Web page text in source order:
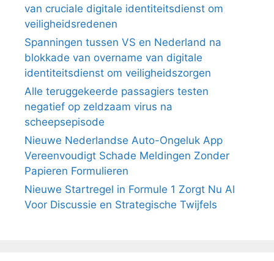
van cruciale digitale identiteitsdienst om
veiligheidsredenen
Spanningen tussen VS en Nederland na
blokkade van overname van digitale
identiteitsdienst om veiligheidszorgen
Alle teruggekeerde passagiers testen
negatief op zeldzaam virus na
scheepsepisode
Nieuwe Nederlandse Auto-Ongeluk App
Vereenvoudigt Schade Meldingen Zonder
Papieren Formulieren
Nieuwe Startregel in Formule 1 Zorgt Nu Al
Voor Discussie en Strategische Twijfels